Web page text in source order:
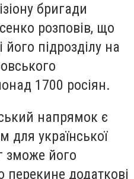
бригади
розповів, що
його підрозділу на
1700 росіян.
напрямок є
для української
зможе його
перекине додаткові